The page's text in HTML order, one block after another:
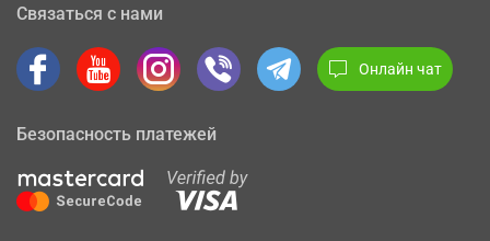
Связаться с нами
Онлайн чат
Безопасность платежей